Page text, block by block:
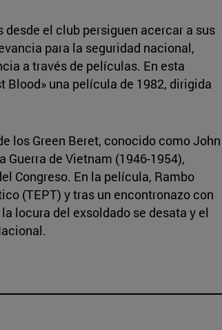
el club persiguen acercar a sus
para la seguridad nacional,
a través de películas. En esta
Blood» una película de 1982, dirigida
los Green Beret, conocido como John
Guerra de Vietnam (1946-1954),
Congreso. En la película, Rambo
(TEPT) y tras un encontronazo con
locura del exsoldado se desata y el